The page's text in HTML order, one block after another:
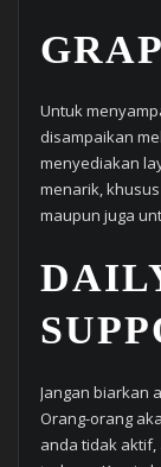
Untuk
disampaikan
menyediakan
menarik,
maupun juga
Jangan biarkan
Orang-orang
anda tidak